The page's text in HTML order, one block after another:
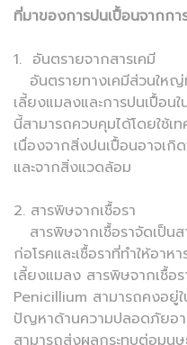
ที่มาของการปนเปื้อนจากก
1. อันตรายจากสารเคมี
อันตรายทางเคมีส่วนให
เลี้ยงแมลงและการปนเปื้อน
นี้สามารถควบคุมได้โดยใช้
เนื่องจากสิ่งปนเปื้อนอาจเกิ
และจากสิ่งแวดล้อม
2. สารพิษจากเชื้อรา
สารพิษจากเชื้อราจัดเป็น
ก่อโรคและเชื้อราที่ทำให้อาห
เลี้ยงแมลง สารพิษจากเชื้อ
Penicillium สามารถคงอยู่
ปัญหาด้านความปลอดภัยอา
สามารถส่งผลกระทบต่อมนุ